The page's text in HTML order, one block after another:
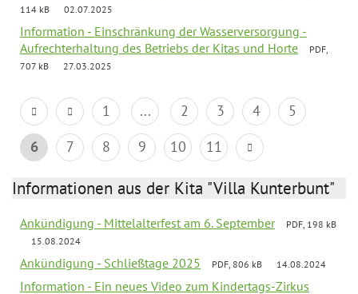
114 kB
02.07.2025
Information - Einschränkung der Wasserversorgung -
Aufrechterhaltung des Betriebs der Kitas und Horte
PDF,
707 kB
27.03.2025
1 ... 2 3 4
5
6
7 8 9 10 11
Informationen aus der Kita "Villa Kunterbunt"
Ankündigung - Mittelalterfest am 6. September
PDF, 198 kB
15.08.2024
Ankündigung - Schließtage 2025 PDF, 806 kB 14.08.2024
Information - Ein neues Video zum Kindertags-Zirkus